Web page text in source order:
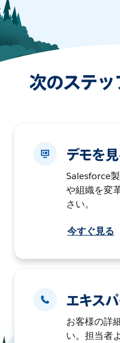
次のステ
デモを
Salesforce
や組織を変
さい。
今すぐ見る
エキス
お客様の詳
い。担当者